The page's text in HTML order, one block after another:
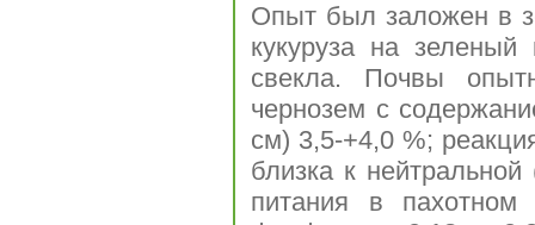
Опыт был заложен в
кукуруза на
свекла. Почвы
чернозем с
см) 3,5-+4,0 %;
близка к
питания в